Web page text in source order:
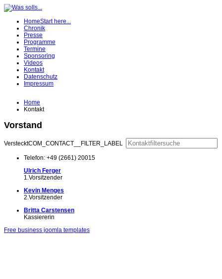
HomeStart here...
Chronik
Presse
Programme
Termine
Sponsoring
Videos
Kontakt
Datenschutz
Impressum
Home
Kontakt
Vorstand
VerstecktCOM_CONTACT__FILTER_LABEL
Telefon: +49 (2661) 20015
Ulrich Ferger
1.Vorsitzender
Kevin Menges
2.Vorsitzender
Britta Carstensen
Kassiererin
Free business joomla templates